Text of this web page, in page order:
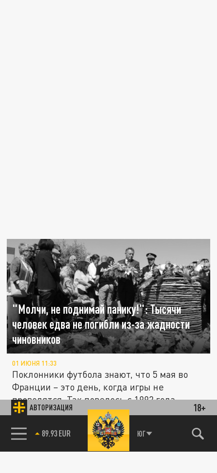
АВТОРИЗАЦИЯ 18+
85.64 BRENT ЮГ
"Молчи, не поднимай панику!": Тысячи
человек едва не погибли из-за жадности
чиновников
01 ИЮНЯ 11:33
Поклонники футбола знают, что 5 мая во
Франции – это день, когда игры не
проводятся. Так повелось с 1992 года...